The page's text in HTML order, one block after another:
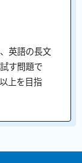
英語の長文
す問題で
上を目指